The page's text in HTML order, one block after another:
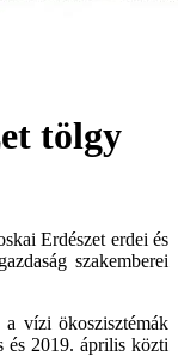
tölgy
Erdészet erdei és
szakemberei
a vízi ökoszisztémák
és 2019. április közti